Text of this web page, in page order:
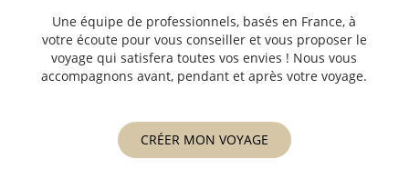
Une équipe de professionnels, basés en France, à
votre écoute pour vous conseiller et vous proposer le
voyage qui satisfera toutes vos envies ! Nous vous
accompagnons avant, pendant et après votre voyage.
CRÉER MON VOYAGE